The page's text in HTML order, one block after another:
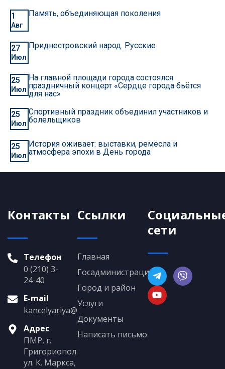
1
Авг
Память, объединяющая поколения
27
Июл
Приднестровский народ. Русские
25
Июл
На главной площади города состоялся
праздничный концерт «Сердце города бьётся
для нас»
25
Июл
Спортивный праздник объединил участников и
болельщиков
25
Июл
История оживает: выставки, ремёсла и
атмосфера эпохи в День города
Контакты
Телефон
0 (210) 3-
24-40
E-mail
kancelyariya@grigoriopol.gospmr.org
Адрес
ПМР, г.
Григориополь,
ул. К. Маркса,
Ссылки
Главная
Госадминистрация
Город и район
Услуги
Документы
Написать письмо
сети